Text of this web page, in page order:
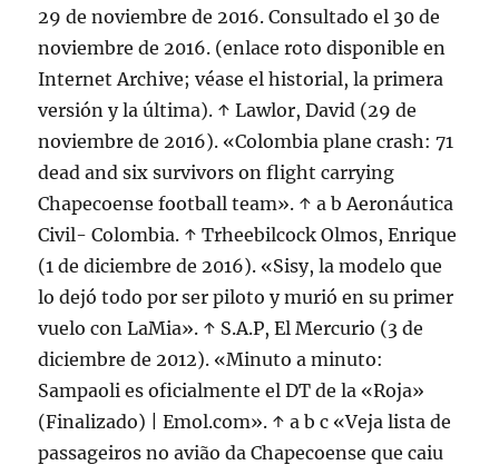
29 de noviembre de 2016. Consultado el 30 de
noviembre de 2016. (enlace roto disponible en
Internet Archive; véase el historial, la primera
versión y la última). ↑ Lawlor, David (29 de
noviembre de 2016). «Colombia plane crash: 71
dead and six survivors on flight carrying
Chapecoense football team». ↑ a b Aeronáutica
Civil- Colombia. ↑ Trheebilcock Olmos, Enrique
(1 de diciembre de 2016). «Sisy, la modelo que
lo dejó todo por ser piloto y murió en su primer
vuelo con LaMia». ↑ S.A.P, El Mercurio (3 de
diciembre de 2012). «Minuto a minuto:
Sampaoli es oficialmente el DT de la «Roja»
(Finalizado) | Emol.com». ↑ a b c «Veja lista de
passageiros no avião da Chapecoense que caiu